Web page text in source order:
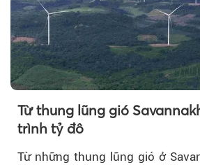
Từ thung lũng gió
trình tỷ đô
Từ những thung lũng gió ở